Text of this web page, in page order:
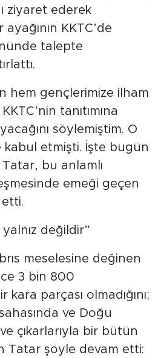
ziyaret ederek
ayağının KKTC’de
talepte
hem gençlerimize ilham
tanıtımına
söylemiştim. O
etmişti. İşte bugün
bu anlamlı
emeği geçen
yalnız değildir”
meselesine değinen
3 bin 800
parçası olmadığını;
ve Doğu
çıkarlarıyla bir bütün
Tatar şöyle devam etti: